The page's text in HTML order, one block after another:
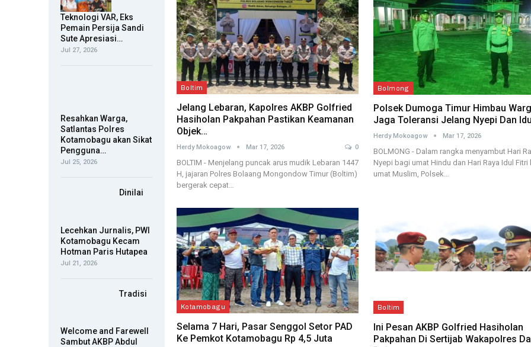
Boltim
Jelang Lebaran, Kapolres AKBP Golfried
Hasiholan Pakpahan Pastikan Keamanan
Objek…
Herdy Mokoagow Mar 17, 2026 0
BOLTIM - Menjelang puncak arus mudik Lebaran 1447
H, jajaran Polres Bolaang Mongondow Timur (Boltim)
bergerak cepat…
Bolmong
Polsek Dumoga Timur Himbau
Jaga Toleransi Jelang Nyepi Dan
Herdy Mokoagow Mar 17, 2026
BOLMONG - Dalam rangka menyambut Hari
Nyepi bagi umat Hindu dan Hari Raya Idul Fitri
umat Muslim, Polsek…
Kotamobagu
Selama 7 Hari, Pasar Senggol Setor PAD
Ke Pemkot Kotamobagu Rp 4,5 Juta
Boltim
Ini Pesan AKBP Golfried Hasiholan
Pakpahan Di Sertijab Wakapolres
Teknologi VAR, Eks
Pemain Persija Sandi
Sute Apresiasi…
Jul 27, 2026
Resahkan Warga,
Satlantas Polres
Kotamobagu akan Sikat
Pengguna…
Jul 25, 2026
Dinilai
Lecehkan Jurnalis, PWI
Kotamobagu Kecam
Hotman Paris Hutapea
Jul 21, 2026
Tradisi
Welcome and Farewell
Sambut AKBP Abdul